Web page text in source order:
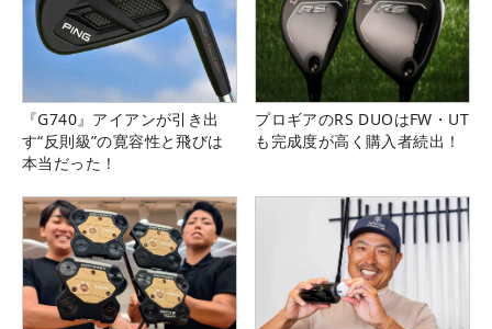
『G740』アイアンが引き出
す“反則級”の寛容性と飛びは
本当だった！
プロギアのRS DUOはFW・UT
も完成度が高く購入者続出！